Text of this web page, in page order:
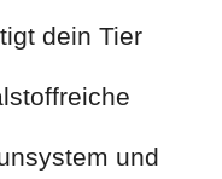
dein Tier
und